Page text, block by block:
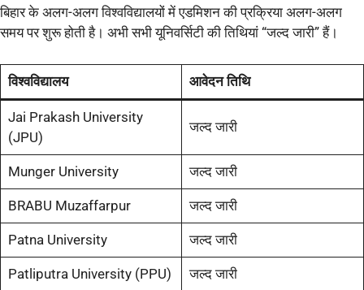
बिहार के अलग-अलग विश्वविद्यालयों में एडमिशन की प्रक्रिया अलग-अलग
समय पर शुरू होती है। अभी सभी यूनिवर्सिटी की तिथियां “जल्द जारी” हैं।
विश्वविद्यालय आवेदन तिथि
Jai Prakash University
(JPU)
जल्द जारी
Munger University जल्द जारी
BRABU Muzaffarpur जल्द जारी
Patna University जल्द जारी
Patliputra University (PPU) जल्द जारी